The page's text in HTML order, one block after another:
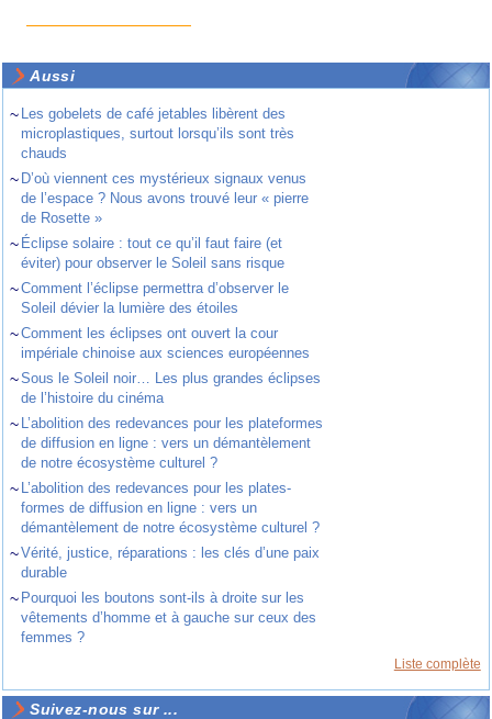
Aussi
~ Les gobelets de café jetables libèrent des
microplastiques, surtout lorsqu’ils sont très
chauds
~ D’où viennent ces mystérieux signaux venus
de l’espace ? Nous avons trouvé leur « pierre
de Rosette »
~ Éclipse solaire : tout ce qu’il faut faire (et
éviter) pour observer le Soleil sans risque
~Comment l’éclipse permettra d’observer le
Soleil dévier la lumière des étoiles
~Comment les éclipses ont ouvert la cour
impériale chinoise aux sciences européennes
~Sous le Soleil noir… Les plus grandes éclipses
de l’histoire du cinéma
~ L’abolition des redevances pour les plateformes
de diffusion en ligne : vers un démantèlement
de notre écosystème culturel ?
~ L’abolition des redevances pour les plates-
formes de diffusion en ligne : vers un
démantèlement de notre écosystème culturel ?
~Vérité, justice, réparations : les clés d’une paix
durable
~ Pourquoi les boutons sont-ils à droite sur les
vêtements d’homme et à gauche sur ceux des
femmes ?
Liste complète
Suivez-nous sur ...